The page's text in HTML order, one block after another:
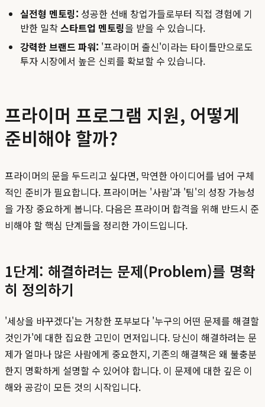
실전형 멘토링: 성공한 선배 창업가들로부터 직접 경험에 기
반한 밀착스타트업 멘토링을 받을 수 있습니다.
강력한 브랜드 파워: '프라이머 출신'이라는 타이틀만으로도
투자 시장에서 높은 신뢰를 확보할 수 있습니다.
프라이머 프로그램 지원, 어떻게
준비해야 할까?
프라이머의 문을 두드리고 싶다면, 막연한 아이디어를 넘어 구체
적인 준비가 필요합니다. 프라이머는 '사람'과 '팀'의 성장 가능성
을 가장 중요하게 봅니다. 다음은 프라이머 합격을 위해 반드시 준
비해야 할 핵심 단계들을 정리한 가이드입니다.
1단계: 해결하려는 문제(Problem)를 명확
히 정의하기
'세상을 바꾸겠다'는 거창한 포부보다 '누구의 어떤 문제를 해결할
것인가'에 대한 집요한 고민이 먼저입니다. 당신이 해결하려는 문
제가 얼마나 많은 사람에게 중요한지, 기존의 해결책은 왜 불충분
한지 명확하게 설명할 수 있어야 합니다. 이 문제에 대한 깊은 이
해와 공감이 모든 것의 시작입니다.